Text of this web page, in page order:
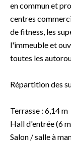
en commun et
centres
de fitness, les
l'immeuble et
toutes les
Répartition des
Terrasse : 6,14 m
Hall d'entrée (6
Salon / salle à